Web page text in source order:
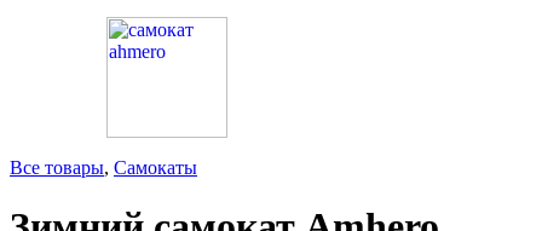
Все товары, Самокаты